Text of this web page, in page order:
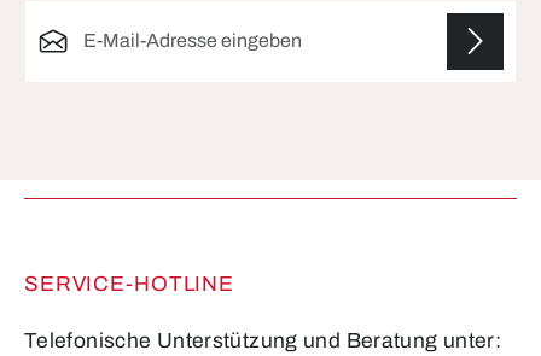
SERVICE-HOTLINE
Telefonische Unterstützung und Beratung unter: